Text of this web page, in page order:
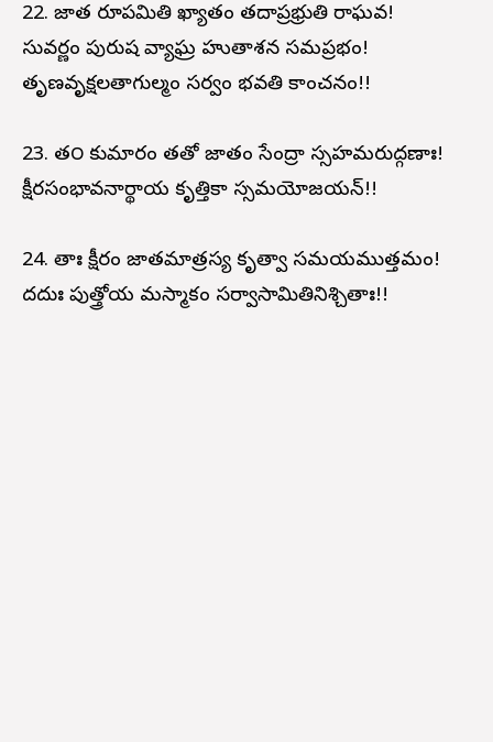
22. జాత రూపమితి ఖ్యాతం తదాప్రభ్రుతి రాఘవ!
సువర్ణం పురుష వ్యాఘ్ర హుతాశన సమప్రభం!
తృణవృక్షలతాగుల్మం సర్వం భవతి కాంచనం!!
23. త౦ కుమారం తతో జాతం సేంద్రా స్సహమరుద్గణాః!
క్షీరసంభావనార్థాయ కృత్తికా స్సమయోజయన్!!
24. తాః క్షీరం జాతమాత్రస్య కృత్వా సమయముత్తమం!
దదుః పుత్త్రోయ మస్మాకం సర్వాసామితినిశ్చితాః!!